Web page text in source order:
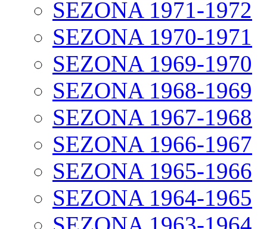
SEZONA 1971-1972
SEZONA 1970-1971
SEZONA 1969-1970
SEZONA 1968-1969
SEZONA 1967-1968
SEZONA 1966-1967
SEZONA 1965-1966
SEZONA 1964-1965